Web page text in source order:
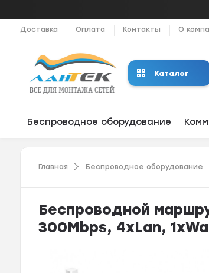
Доставка Оплата Контакты О
Каталог
Беспроводное оборудование
Главная Беспроводное оборудование
Беcпроводной
300Mbps, 4xLan,